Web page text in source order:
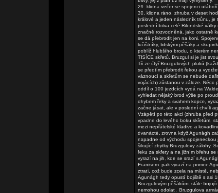
29. klidna večer se spojenci
30. klidna ráno, zhruba v deset
králové a jeden následník trůnu,
poslední bitva celé Rilondské
značně rozvodněná, jako ostatně
se dá přebrodit jen na koni.
lučištníky, lidskými pěšáky a
poblíž hlubšího brodu, o kterém
TISÍCE skřetů. Bruzgul si je jist
Tři ze čtyř Bruzgulových pluků
se předtím přebrodit řekou a
váznoucí a skřetům se nebude
vojácích) zůstanou v záloze. Něco
oddíl o 100 jezdcích vydá na
vyhledat nějaký brod výše po
ohybem řeky a svahem kopce,
začne jásat, ale v poslední chvíli
Vzápětí po této akci (zhruba před
vpadne do levého boku skřetům,
mezi nepřátelské kladivo a
dvanácté, zrovna když Agunágh
napadne od východu
šikující zbytky Bruzgulovy zálohy.
řeku za skřety a na jižním břehu
vyrazí na jih, kde se srazí s
Eranisem. pak vyrazí na pomoc
ztratí, což bude zcela na místě,
Agunágh tedy opustí bojiště s asi
Bruzgulovým pěšákům, stále
nemohou odolat . Bruzgulova